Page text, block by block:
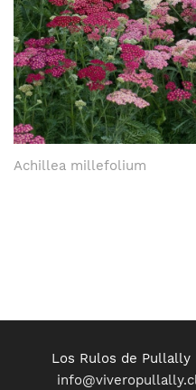
Achillea millefolium
Los Rulos de